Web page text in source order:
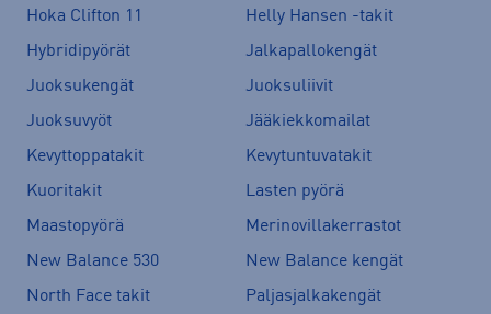
Hoka Clifton 11
Helly Hansen -takit
Hybridipyörät
Jalkapallokengät
Juoksukengät
Juoksuliivit
Juoksuvyöt
Jääkiekkomailat
Kevyttoppatakit
Kevytuntuvatakit
Kuoritakit
Lasten pyörä
Maastopyörä
Merinovillakerrastot
New Balance 530
New Balance kengät
North Face takit
Paljasjalkakengät